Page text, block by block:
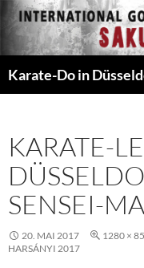
Zum
Inhalt
springen
Karate-Do in
KARATE-
SENSEI-
20. MAI 2017 1280 ×
HARSÁNYI 2017